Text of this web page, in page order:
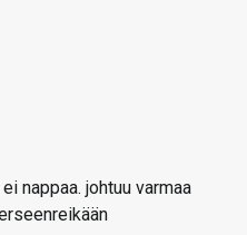
nappaa. johtuu varmaa